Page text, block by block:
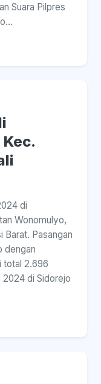
Suara Pilpres
di
Wonomulyo,
Barat. Pasangan
dengan
total 2.696
2024 di Sidorejo